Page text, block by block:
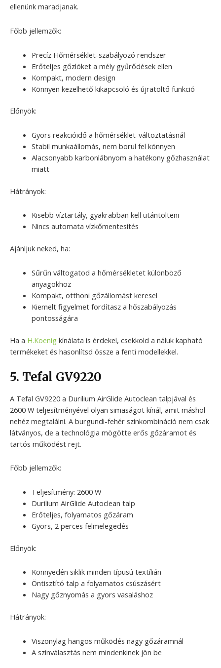
ellenünk maradjanak.
Főbb jellemzők:
Precíz Hőmérséklet-szabályozó rendszer
Erőteljes gőzlöket a mély gyűrődések ellen
Kompakt, modern design
Könnyen kezelhető kikapcsoló és újratöltő funkció
Előnyök:
Gyors reakcióidő a hőmérséklet-változtatásnál
Stabil munkaállomás, nem borul fel könnyen
Alacsonyabb karbonlábnyom a hatékony gőzhasználat
miatt
Hátrányok:
Kisebb víztartály, gyakrabban kell utántölteni
Nincs automata vízkőmentesítés
Ajánljuk neked, ha:
Sűrűn váltogatod a hőmérsékletet különböző
anyagokhoz
Kompakt, otthoni gőzállomást keresel
Kiemelt figyelmet fordítasz a hőszabályozás
pontosságára
Ha a H.Koenig kínálata is érdekel, csekkold a náluk kapható
termékeket és hasonlítsd össze a fenti modellekkel.
5. Tefal GV9220
A Tefal GV9220 a Durilium AirGlide Autoclean talpjával és
2600 W teljesítményével olyan simaságot kínál, amit máshol
nehéz megtalálni. A burgundi-fehér színkombináció nem csak
látványos, de a technológia mögötte erős gőzáramot és
tartós működést rejt.
Főbb jellemzők:
Teljesítmény: 2600 W
Durilium AirGlide Autoclean talp
Erőteljes, folyamatos gőzáram
Gyors, 2 perces felmelegedés
Előnyök:
Könnyedén siklik minden típusú textílián
Öntisztító talp a folyamatos csúszásért
Nagy gőznyomás a gyors vasaláshoz
Hátrányok:
Viszonylag hangos működés nagy gőzáramnál
A színválasztás nem mindenkinek jön be